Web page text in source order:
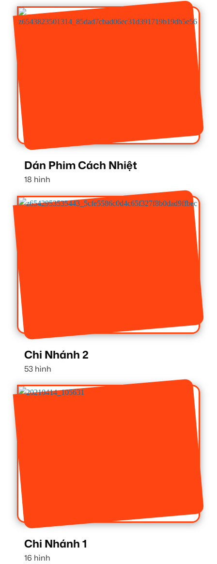
Dán Phim Cách Nhiệt
18 hình
Chi Nhánh 2
53 hình
Chi Nhánh 1
16 hình